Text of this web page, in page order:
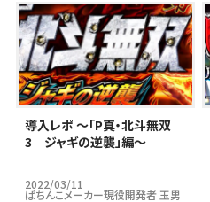
導入レポ ～「P真・北斗無双
3 ジャギの逆襲」編～
2022/03/11
ぱちんこメーカー現役開発者 玉男